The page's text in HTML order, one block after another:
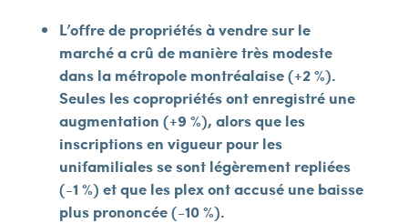
L’offre de propriétés à vendre sur le
marché a crû de manière très modeste
dans la métropole montréalaise (+2 %).
Seules les copropriétés ont enregistré une
augmentation (+9 %), alors que les
inscriptions en vigueur pour les
unifamiliales se sont légèrement repliées
(-1 %) et que les plex ont accusé une baisse
plus prononcée (-10 %).